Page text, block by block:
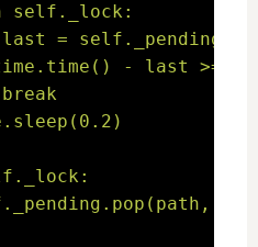
self._lock:
=
- last >=